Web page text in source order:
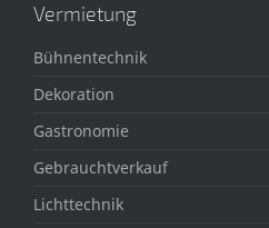
Vermietung
Bühnentechnik
Dekoration
Gastronomie
Gebrauchtverkauf
Lichttechnik